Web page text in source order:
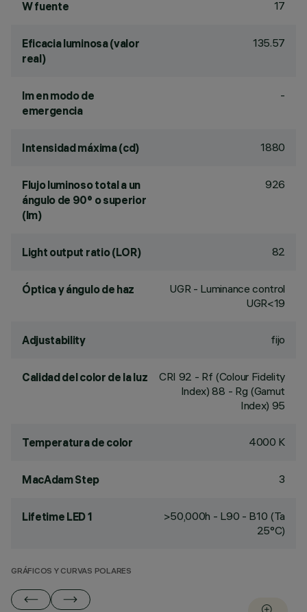
W fuente 17
Eficacia luminosa (valor
real)
135.57
lm en modo de
emergencia
-
Intensidad máxima (cd) 1880
Flujo luminoso total a un
ángulo de 90° o superior
(lm)
926
Light output ratio (LOR) 82
Óptica y ángulo de haz
UGR - Luminance control
UGR<19
Adjustability fijo
Calidad del color de la luz CRI 92 - Rf (Colour Fidelity
Index) 88 - Rg (Gamut
Index) 95
Temperatura de color 4000 K
MacAdam Step 3
Lifetime LED 1
>50,000h - L90 - B10 (Ta
25°C)
GRÁFICOS Y CURVAS POLARES